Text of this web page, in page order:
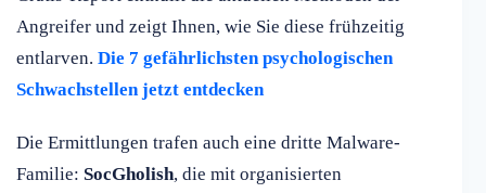
Angreifer und zeigt Ihnen, wie Sie diese frühzeitig
entlarven. Die 7 gefährlichsten psychologischen
Schwachstellen jetzt entdecken
Die Ermittlungen trafen auch eine dritte Malware-
Familie: SocGholish, die mit organisierten